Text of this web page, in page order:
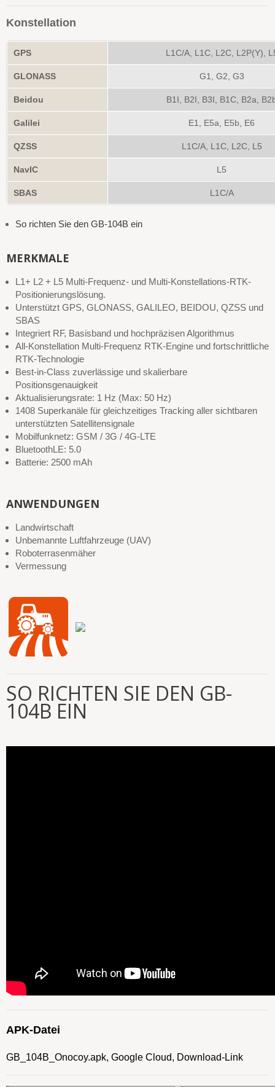
Konstellation
GPS L1C/A, L1C, L2C, L2P(Y),
GLONASS G1, G2, G3
Beidou B1I, B2I, B3I, B1C, B2a,
Galilei E1, E5a, E5b, E6
QZSS L1C/A, L1C, L2C, L5
NavIC L5
SBAS L1C/A
So richten Sie den GB-104B ein
MERKMALE
L1+ L2 + L5 Multi-Frequenz- und Multi-Konstellations-RTK-
Positionierungslösung.
Unterstützt GPS, GLONASS, GALILEO, BEIDOU, QZSS und
SBAS
Integriert RF, Basisband und hochpräzisen Algorithmus
All-Konstellation Multi-Frequenz RTK-Engine und fortschrittliche
RTK-Technologie
Best-in-Class zuverlässige und skalierbare
Positionsgenauigkeit
Aktualisierungsrate: 1 Hz (Max: 50 Hz)
1408 Superkanäle für gleichzeitiges Tracking aller sichtbaren
unterstützten Satellitensignale
Mobilfunknetz: GSM / 3G / 4G-LTE
BluetoothLE: 5.0
Batterie: 2500 mAh
ANWENDUNGEN
Landwirtschaft
Unbemannte Luftfahrzeuge (UAV)
Roboterrasenmäher
Vermessung
SO RICHTEN SIE DEN GB-
104B EIN
APK-Datei
GB_104B_Onocoy.apk, Google Cloud, Download-Link